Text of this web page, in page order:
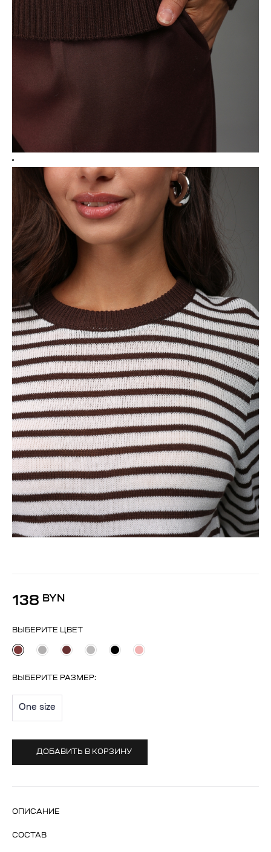
138 BYN
ВЫБЕРИТЕ ЦВЕТ
ВЫБЕРИТЕ РАЗМЕР:
One size
ДОБАВИТЬ В КОРЗИНУ
ОПИСАНИЕ
СОСТАВ